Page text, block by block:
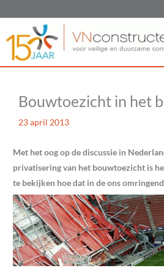
de
inhoud
Bouwtoezicht in het
23 april 2013
Met het oog op de discussie in
privatisering van het bouwtoezicht is
te bekijken hoe dat in de ons